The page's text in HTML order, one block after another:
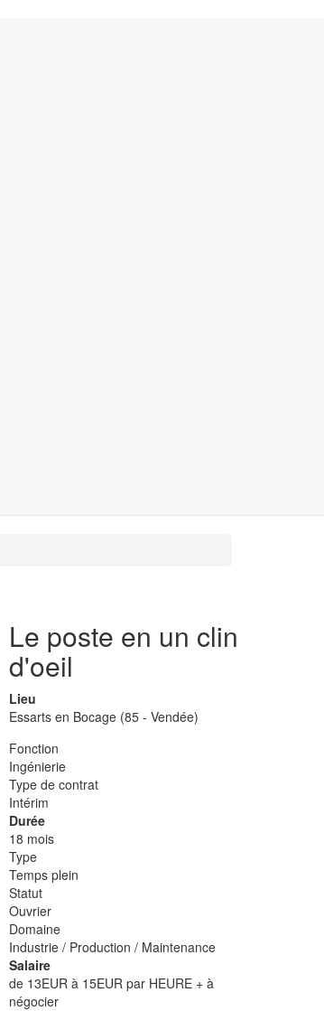
Le poste en un clin
d'oeil
Lieu
Essarts en Bocage (85 - Vendée)
Fonction
Ingénierie
Type de contrat
Intérim
Durée
18 mois
Type
Temps plein
Statut
Ouvrier
Domaine
Industrie / Production / Maintenance
Salaire
de 13EUR à 15EUR par HEURE + à
négocier